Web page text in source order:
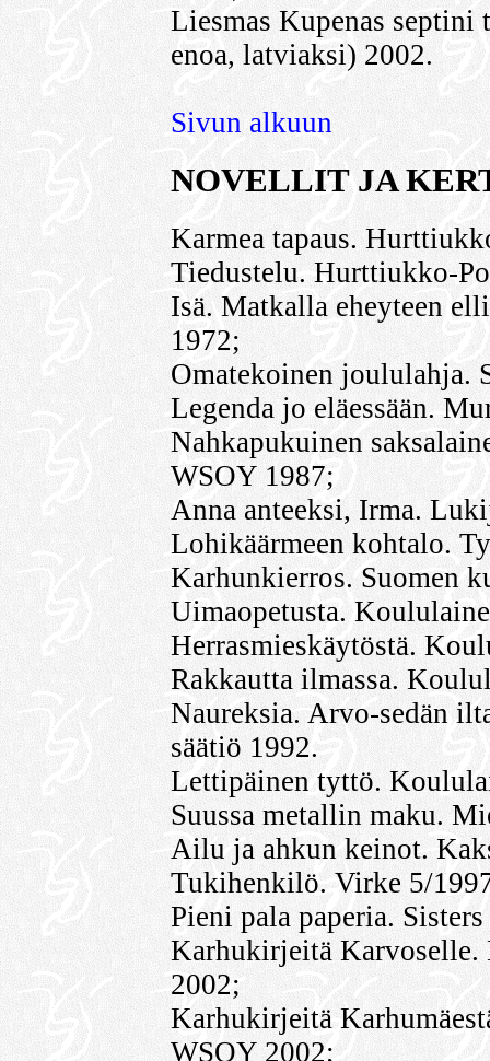
Liesmas Kupenas
enoa, latviaksi) 2002.
Sivun alkuun
NOVELLIT JA
Karmea tapaus.
Tiedustelu. Hurttiukko-
Isä. Matkalla eheyteen
1972;
Omatekoinen joululahja.
Legenda jo eläessään.
Nahkapukuinen
WSOY 1987;
Anna anteeksi, Irma.
Lohikäärmeen kohtalo.
Karhunkierros. Suomen
Uimaopetusta.
Herrasmieskäytöstä.
Rakkautta ilmassa.
Naureksia. Arvo-sedän
säätiö 1992.
Lettipäinen tyttö.
Suussa metallin maku.
Ailu ja ahkun keinot.
Tukihenkilö. Virke 5/
Pieni pala paperia.
Karhukirjeitä Karvoselle.
2002;
Karhukirjeitä
WSOY 2002;